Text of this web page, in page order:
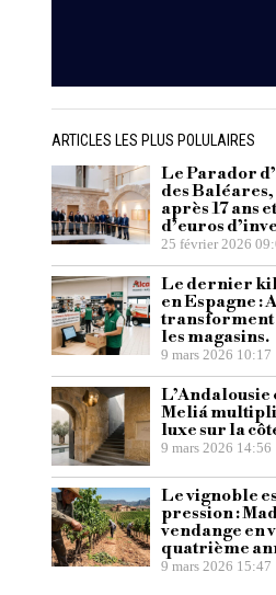
ARTICLES LES PLUS POLULAIRES
Le Parador
des
après 17 ans
d’euros
25 février 2026
Le dernier
en Espagne :
transforment
les magasins.
9 mars 2026 10:17
L’Andalousie
Meliá
luxe sur la
9 mars 2026 14:56
Le vignoble
pression :
vendange en
quatrième
9 mars 2026 15:47